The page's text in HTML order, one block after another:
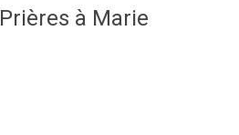
Prières à Marie